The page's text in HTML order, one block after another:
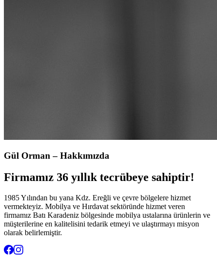
Gül Orman – Hakkımızda
Firmamız 36 yıllık tecrübeye sahiptir!
1985 Yılından bu yana Kdz. Ereğli ve çevre bölgelere hizmet
vermekteyiz. Mobilya ve Hırdavat sektöründe hizmet veren
firmamız Batı Karadeniz bölgesinde mobilya ustalarına ürünlerin ve
müşterilerine en kalitelisini tedarik etmeyi ve ulaştırmayı misyon
olarak belirlemiştir.